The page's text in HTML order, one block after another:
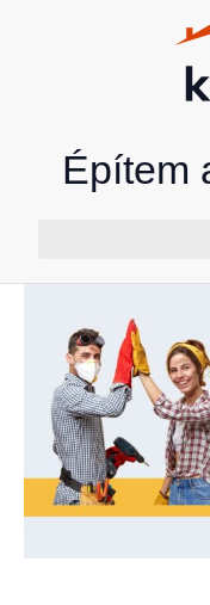
Építem